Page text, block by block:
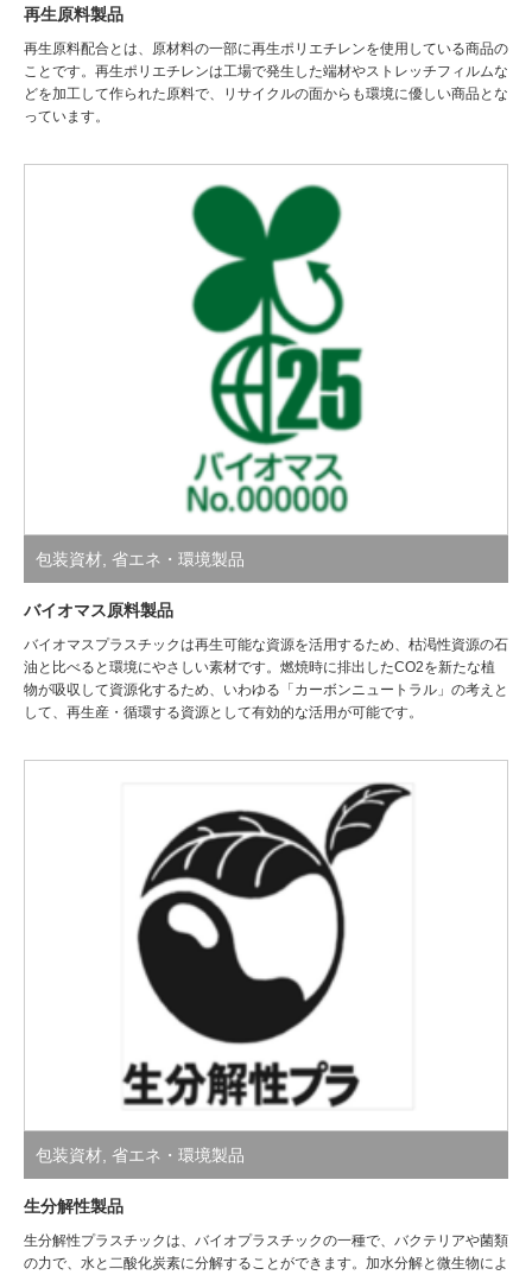
再生原料製品
再生原料配合とは、原材料の一部に再生ポリエチレンを使用している商品の
ことです。再生ポリエチレンは工場で発生した端材やストレッチフィルムな
どを加工して作られた原料で、リサイクルの面からも環境に優しい商品とな
っています。
包装資材 省エネ・環境製品
バイオマス原料製品
バイオマスプラスチックは再生可能な資源を活用するため、枯渇性資源の石
油と比べると環境にやさしい素材です。燃焼時に排出したCO2を新たな植
物が吸収して資源化するため、いわゆる「カーボンニュートラル」の考えと
して、再生産・循環する資源として有効的な活用が可能です。
包装資材 省エネ・環境製品
生分解性製品
生分解性プラスチックは、バイオプラスチックの一種で、バクテリアや菌類
の力で、水と二酸化炭素に分解することができます。加水分解と微生物によ